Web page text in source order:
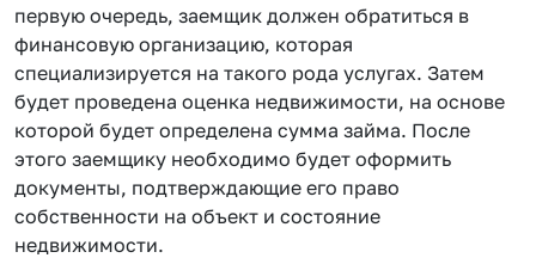
первую очередь, заемщик должен обратиться в
финансовую организацию, которая
специализируется на такого рода услугах. Затем
будет проведена оценка недвижимости, на основе
которой будет определена сумма займа. После
этого заемщику необходимо будет оформить
документы, подтверждающие его право
собственности на объект и состояние
недвижимости.